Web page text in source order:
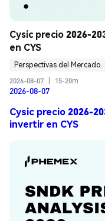
Cysic precio 2026-
en CYS
Perspectivas del Mercado
2026-08-07
15-20m
2026-08-07
Cysic precio 2026-
invertir en CYS